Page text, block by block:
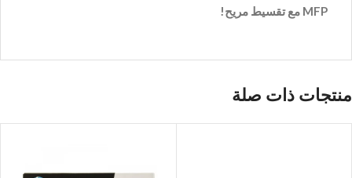
MFP مع تقسيط مريح!
منتجات ذات صلة